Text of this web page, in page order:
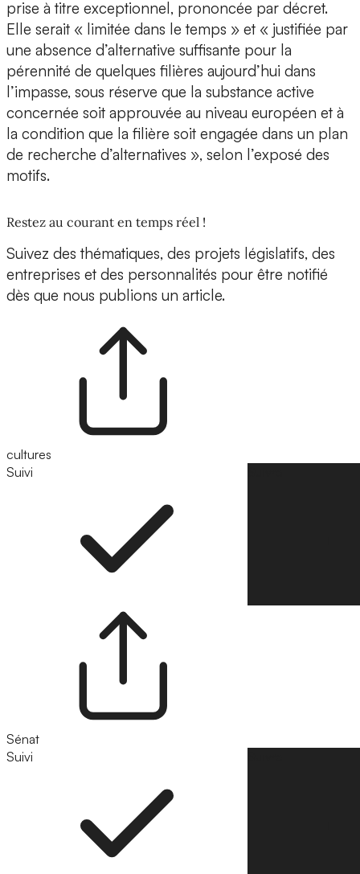
prise à titre exceptionnel, prononcée par décret.
Elle serait « limitée dans le temps » et « justifiée par
une absence d’alternative suffisante pour la
pérennité de quelques filières aujourd’hui dans
l’impasse, sous réserve que la substance active
concernée soit approuvée au niveau européen et à
la condition que la filière soit engagée dans un plan
de recherche d’alternatives », selon l’exposé des
motifs.
Restez au courant en temps réel !
Suivez des thématiques, des projets législatifs, des
entreprises et des personnalités pour être notifié
dès que nous publions un article.
cultures
Suivi
Sénat
Suivi